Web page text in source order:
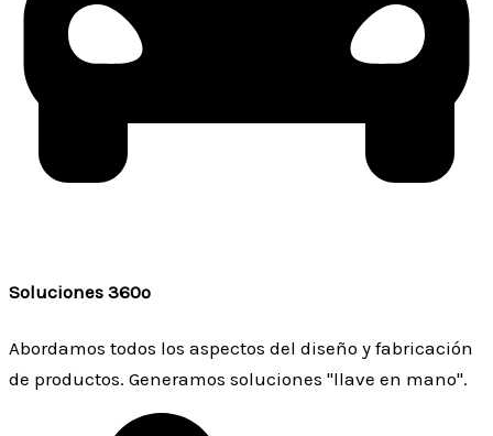
Soluciones 360º
Abordamos todos los aspectos del diseño y fabricación
de productos. Generamos soluciones "llave en mano".